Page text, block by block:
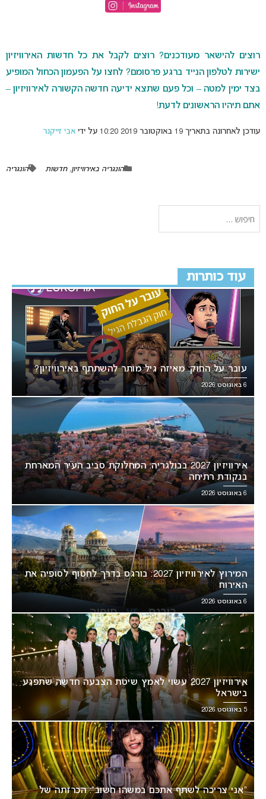
רוצים להישאר מעודכנים? רוצים לקבל את כל חדשות האירוויזיון
ישירות לטלפון הנייד ברגע פרסומם? לחצו על הפעמון הכחול המופיע
בצד ימין למטה – וכל פעם שתצא ידיעה חדשה הקשורה לאירוויזיון –
אתם תיהיו הראשונים לדעת!
עודכן לאחרונה בתאריך 19 באוקטובר 2019 10:20 על ידי אבי זייקנר
הונגריה באירוויזיון,חדשות הונגריה
עוד כותרות
עובר על החוק: מאיזה גיל מותר להשתתף באירוויזיון?
6 באוגוסט 2026
אירוויזיון 2027 בבולגריה: המחלוקת סביב העיר המארחת
בנקודת רתיחה
6 באוגוסט 2026
המירוץ לאירוויזיון 2027: בורגס בדרך לחטוף לסופיה את
האירוח
6 באוגוסט 2026
אירוויזיון 2027 עשוי לאמץ שיטת הצבעה חדשה שתפגע
בישראל
5 באוגוסט 2026
“אני צריכה לשתף אתכם במשהו חשוב”: הכרזתה של